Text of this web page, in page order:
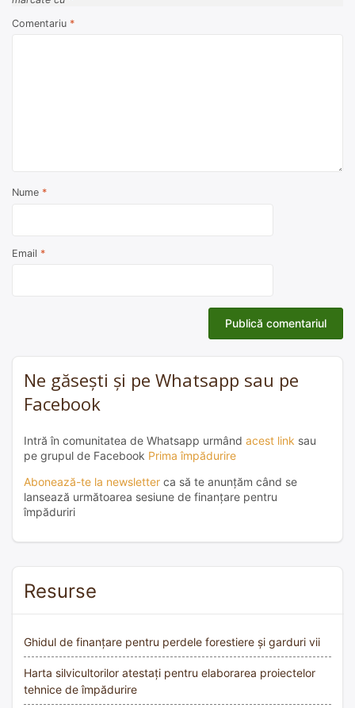
Comentariu *
Nume *
Email *
Ne găsești și pe Whatsapp sau pe
Facebook
Intră în comunitatea de Whatsapp urmând acest link sau
pe grupul de Facebook Prima împădurire
Abonează-te la newsletter ca să te anunțăm când se
lansează următoarea sesiune de finanțare pentru
împăduriri
Resurse
Ghidul de finanțare pentru perdele forestiere și garduri vii
Harta silvicultorilor atestați pentru elaborarea proiectelor
tehnice de împădurire